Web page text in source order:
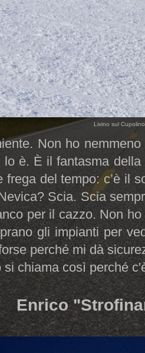
Livino sul Cupolino
Non ho
lo è. È il fantasma
del tempo: c’è il
Scia. Scia
per il cazzo. Non
gli impianti per
perché mi dà
si chiama così perché
Enrico